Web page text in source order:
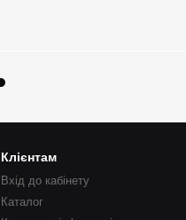
Клієнтам
Вхід до кабінету
Каталог